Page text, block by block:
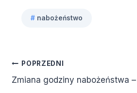
Tagi
# nabożeństwo
Nawigacja
wpisu
POPRZEDNI
Zmiana godziny nabożeństwa –